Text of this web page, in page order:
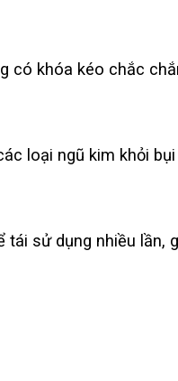
khóa kéo chắc
loại ngũ kim khỏi
sử dụng nhiều lần,